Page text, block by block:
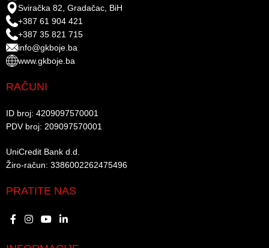
Sviračka 82, Gradačac, BiH
+387 61 904 421
+387 35 821 715
info@gkboje.ba
www.gkboje.ba
RAČUNI
ID broj: 4209097570001​
PDV broj: 209097570001 ​
UniCredit Bank d.d.​
Žiro-račun: 3386002262475496​​
PRATITE NAS